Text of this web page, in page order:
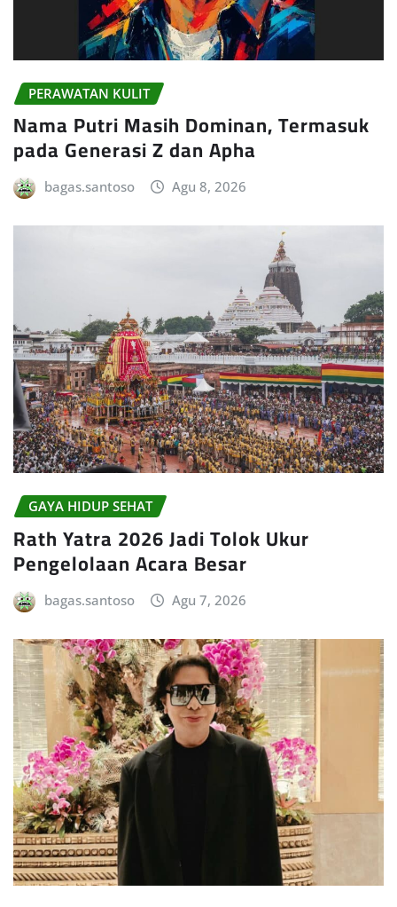
PERAWATAN KULIT
Nama Putri Masih Dominan, Termasuk
pada Generasi Z dan Apha
bagas.santoso Agu 8, 2026
GAYA HIDUP SEHAT
Rath Yatra 2026 Jadi Tolok Ukur
Pengelolaan Acara Besar
bagas.santoso Agu 7, 2026